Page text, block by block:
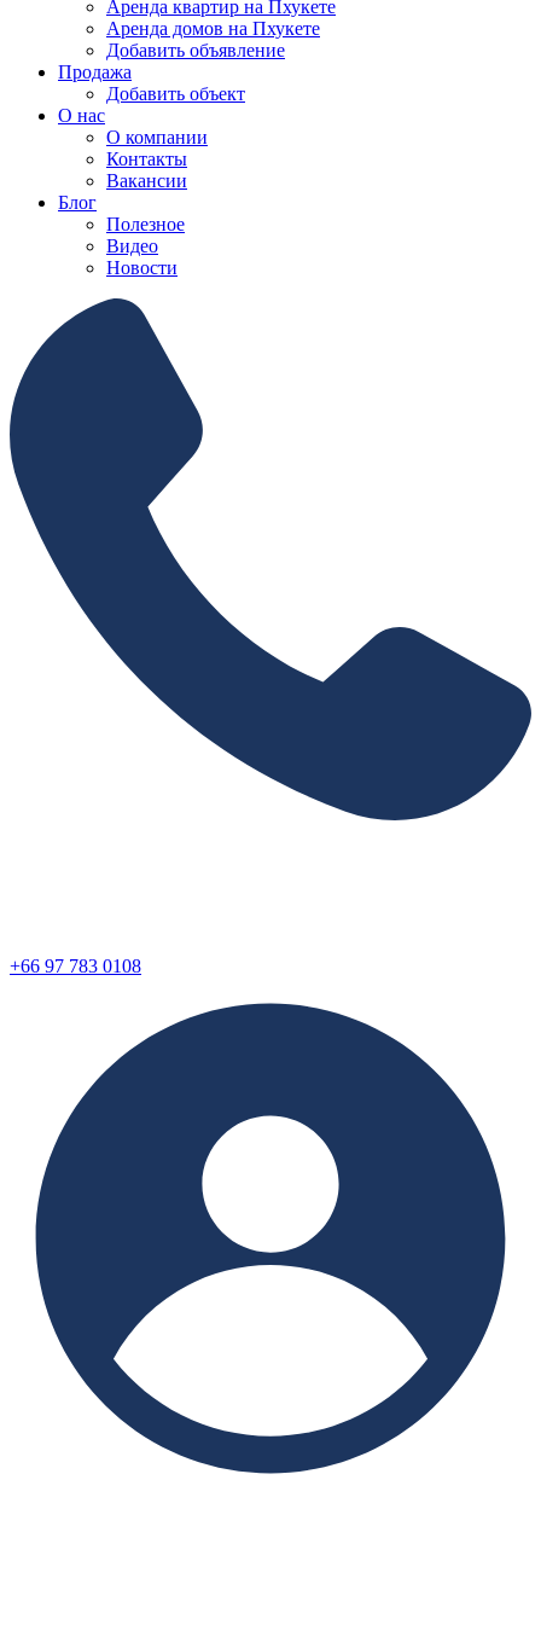
Аренда квартир на Пхукете
Аренда домов на Пхукете
Добавить объявление
Продажа
Добавить объект
О нас
О компании
Контакты
Вакансии
Блог
Полезное
Видео
Новости
+66 97 783 0108